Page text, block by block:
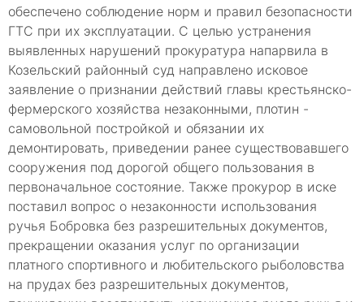
обеспечено соблюдение норм и правил безопасности
ГТС при их эксплуатации. С целью устранения
выявленных нарушений прокуратура напарвила в
Козельский районный суд направлено исковое
заявление о признании действий главы крестьянско-
фермерского хозяйства незаконными, плотин -
самовольной постройкой и обязании их
демонтировать, приведении ранее существовавшего
сооружения под дорогой общего пользования в
первоначальное состояние. Также прокурор в иске
поставил вопрос о незаконности использования
ручья Бобровка без разрешительных документов,
прекращении оказания услуг по организации
платного спортивного и любительского рыболовства
на прудах без разрешительных документов,